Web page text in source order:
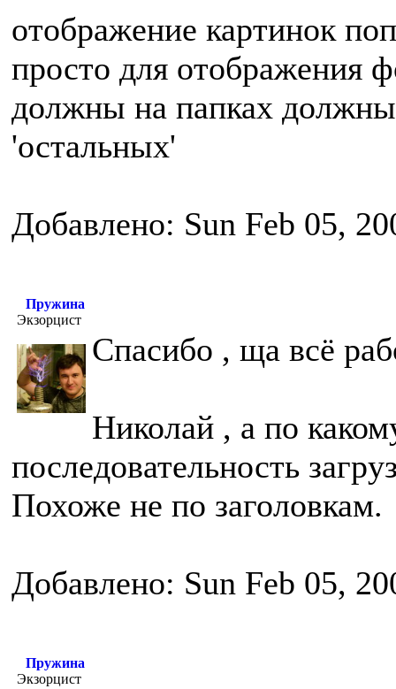
отображение картинок
просто для отображения
должны на папках должны
'остальных'
Добавлено: Sun Feb 05,
Пружина
Экзорцист
Спасибо , ща всё
Николай , а по
последовательность
Похоже не по заголовкам.
Добавлено: Sun Feb 05,
Пружина
Экзорцист